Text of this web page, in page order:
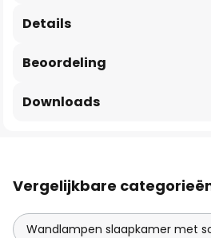
Details
Beoordeling
Downloads
Vergelijkbare
Wandlampen slaapkamer met